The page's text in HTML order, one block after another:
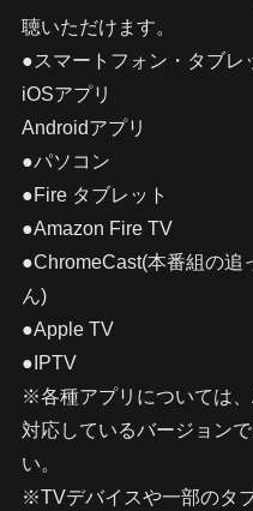
聴いただけます。
●スマートフォン・タブレ
iOSアプリ
Androidアプリ
●パソコン
●Fire タブレット
●Amazon Fire TV
●ChromeCast(本番組の追
ん)
●Apple TV
●IPTV
※各種アプリについては
対応しているバージョン
い。
※TVデバイスや一部のタ